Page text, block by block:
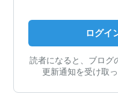
ログイ
読者になると、ブログ
更新通知を受け取